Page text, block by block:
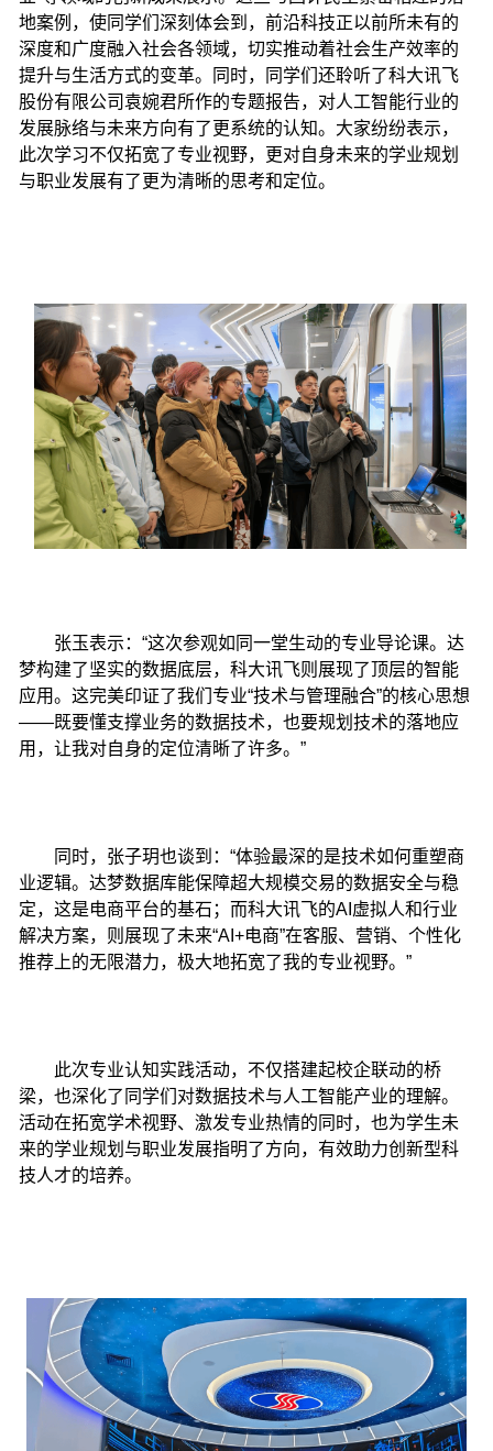
地案例，使同学们深刻体会到，前沿科技正以前所未有的
深度和广度融入社会各领域，切实推动着社会生产效率的
提升与生活方式的变革。同时，同学们还聆听了科大讯飞
股份有限公司袁婉君所作的专题报告，对人工智能行业的
发展脉络与未来方向有了更系统的认知。大家纷纷表示，
此次学习不仅拓宽了专业视野，更对自身未来的学业规划
与职业发展有了更为清晰的思考和定位。
张玉表示：“这次参观如同一堂生动的专业导论课。达
梦构建了坚实的数据底层，科大讯飞则展现了顶层的智能
应用。这完美印证了我们专业“技术与管理融合”的核心思想
——既要懂支撑业务的数据技术，也要规划技术的落地应
用，让我对自身的定位清晰了许多。”
同时，张子玥也谈到：“体验最深的是技术如何重塑商
业逻辑。达梦数据库能保障超大规模交易的数据安全与稳
定，这是电商平台的基石；而科大讯飞的AI虚拟人和行业
解决方案，则展现了未来“AI+电商”在客服、营销、个性化
推荐上的无限潜力，极大地拓宽了我的专业视野。”
此次专业认知实践活动，不仅搭建起校企联动的桥
梁，也深化了同学们对数据技术与人工智能产业的理解。
活动在拓宽学术视野、激发专业热情的同时，也为学生未
来的学业规划与职业发展指明了方向，有效助力创新型科
技人才的培养。